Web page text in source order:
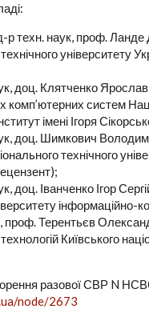
р техн. наук, проф.
університету
доц. Клятченко
комп’ютерних систем
імені Ігоря
доц. Шимкович
технічного
доц. Іванченко Ігор
інформаційно-
проф. Терентьєв
Київського
разової СВР N
node/2673